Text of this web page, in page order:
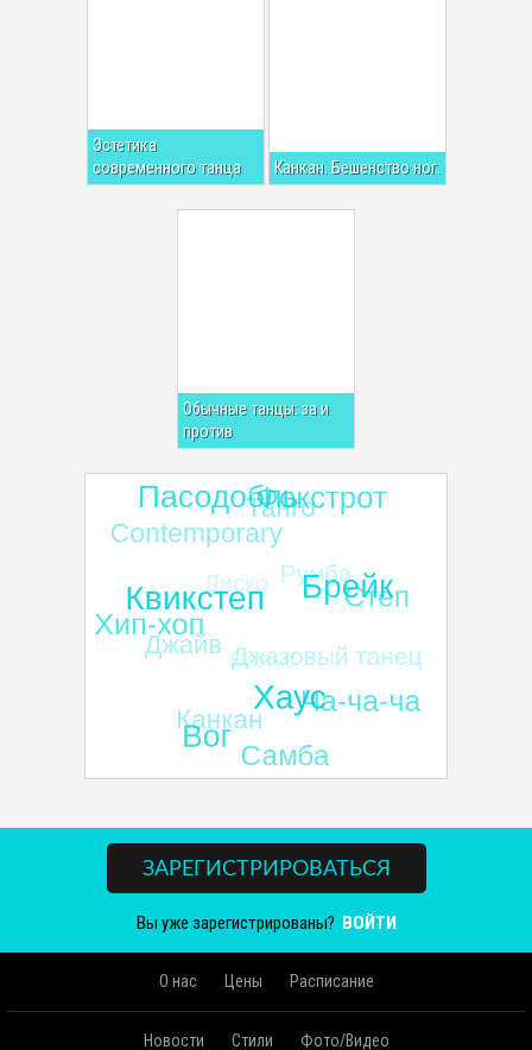
Эстетика
современного танца
Канкан. Бешенство ног.
Обычные танцы: за и
против
ЗАРЕГИСТРИРОВАТЬСЯ
Вы уже зарегистрированы? ВОЙТИ
О нас Цены Расписание
Новости Стили Фото/Видео